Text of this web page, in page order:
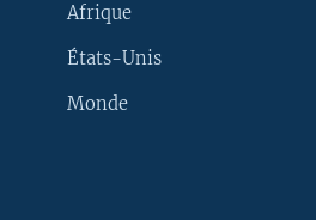
Afrique
États-Unis
Monde